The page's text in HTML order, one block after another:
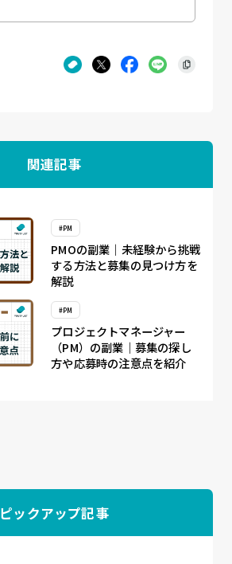
関連記事
#PM
PMOの副業｜未経験から挑戦
する方法と募集の見つけ方を
解説
#PM
プロジェクトマネージャー
（PM）の副業｜募集の探し
方や応募時の注意点を紹介
ピックアップ記事